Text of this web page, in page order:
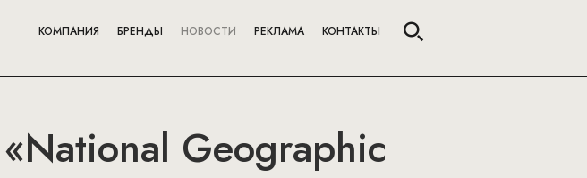
КОМПАНИЯ БРЕНДЫ НОВОСТИ РЕКЛАМА КОНТАКТЫ
Geographic